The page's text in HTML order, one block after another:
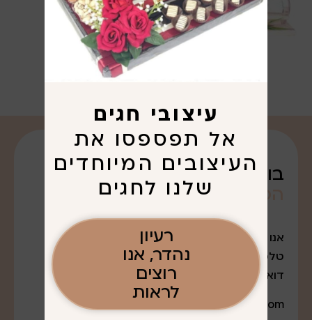
בואו נדבר על
שרציתם. . .
אנו נמצאים במודיעין עלית
טלפון: 052-7643888
דואר אלקטרוני:
q0527643888@gmail.com
עיצובי חגים
אל תפספסו את
העיצובים המיוחדים
שלנו לחגים
רעיון
נהדר, אנו
רוצים
לראות